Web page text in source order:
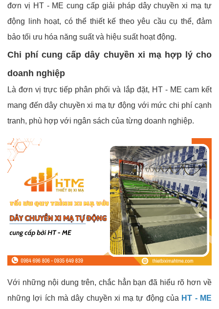
đơn vị HT - ME cung cấp giải pháp dây chuyền xi mạ tự
động linh hoạt, có thể thiết kế theo yêu cầu cụ thể, đảm
bảo tối ưu hóa năng suất và hiệu suất hoạt động.
Chi phí cung cấp dây chuyền xi mạ hợp lý cho
doanh nghiệp
Là đơn vị trực tiếp phân phối và lắp đặt, HT - ME cam kết
mang đến dây chuyền xi mạ tự động với mức chi phí cạnh
tranh, phù hợp với ngân sách của từng doanh nghiệp.
Với những nội dung trên, chắc hẳn bạn đã hiểu rõ hơn về
những lợi ích mà dây chuyền xi mạ tự động của HT - ME